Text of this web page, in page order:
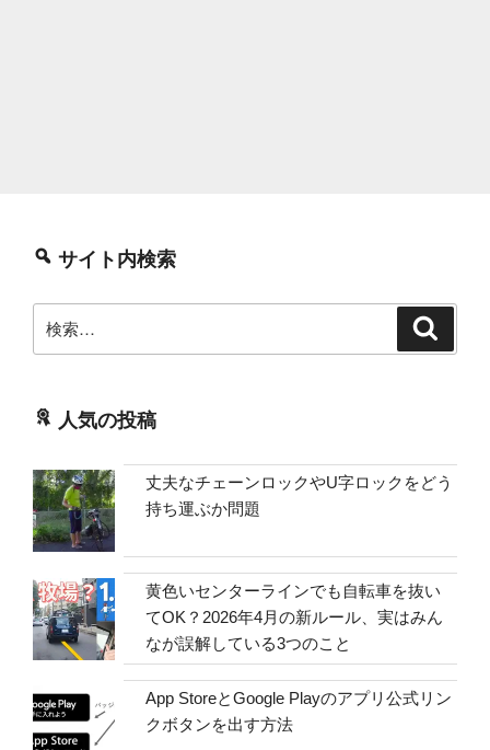
サイト内検索
索:
人気の投稿
丈夫なチェーンロックやU字ロックをどう
持ち運ぶか問題
黄色いセンターラインでも自転車を抜い
てOK？2026年4月の新ルール、実はみん
なが誤解している3つのこと
App StoreとGoogle Playのアプリ公式リン
クボタンを出す方法